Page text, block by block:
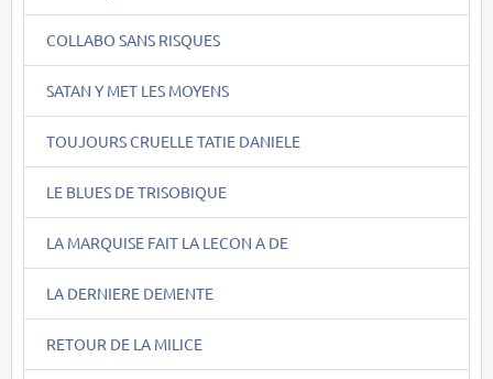
COLLABO SANS RISQUES
SATAN Y MET LES MOYENS
TOUJOURS CRUELLE TATIE DANIELE
LE BLUES DE TRISOBIQUE
LA MARQUISE FAIT LA LECON A DE
LA DERNIERE DEMENTE
RETOUR DE LA MILICE